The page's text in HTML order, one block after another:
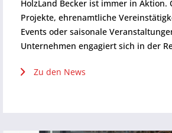
HolzLand Becker ist immer in Aktion.
Projekte, ehrenamtliche
Events oder saisonale
Unternehmen engagiert sich in der
Zu den News